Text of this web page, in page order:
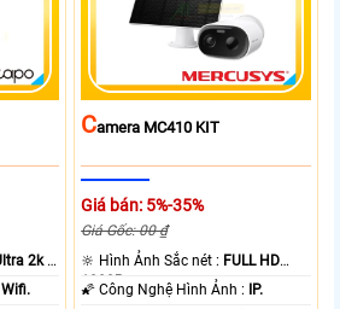
2k +
Wifi.
CAmera MC410 KIT
Giá bán: 5%-35%
Giá Gốc: 00 ₫
🔆 Hình Ảnh Sắc nét : FULL HD
1080P .
🌠 Công Nghệ Hình Ảnh :
IP.